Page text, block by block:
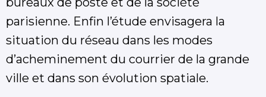
parisienne. Enfin l’étude envisagera la
situation du réseau dans les modes
d’acheminement du courrier de la grande
ville et dans son évolution spatiale.